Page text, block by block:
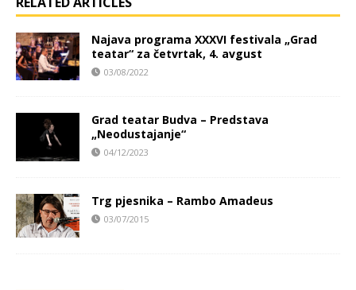
Najava programa XXXVI festivala „Grad
teatar“ za četvrtak, 4. avgust
03/08/2022
Grad teatar Budva – Predstava
„Neodustajanje“
04/12/2023
Trg pjesnika – Rambo Amadeus
03/07/2015